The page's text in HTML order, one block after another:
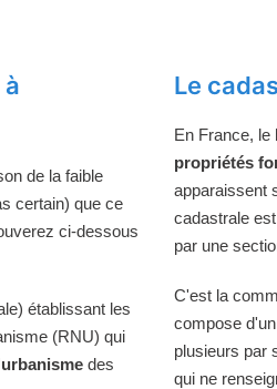
de la faible
certain) que ce
ci-dessous
établissant les
(RNU) qui
des
Le
En France, le
propriétés
apparaissent
cadastrale
par une
C'est la
compose
plusieurs par
qui ne